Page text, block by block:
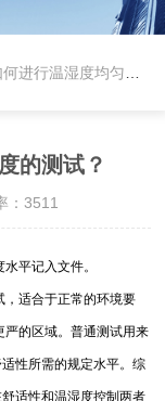
行温湿度均匀度的测试？
的测试？
：3511
平记入文件。
，适合于正常的环境要
严的区域。普通测试用来
性所需的规定水平。综
适性和温湿度控制两者